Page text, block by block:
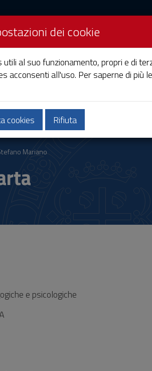
e territorio
Mariano
e psicologiche
dei cookie
al suo funzionamento, propri e di
acconsenti all'uso. Per saperne di più
cookies Rifiuta